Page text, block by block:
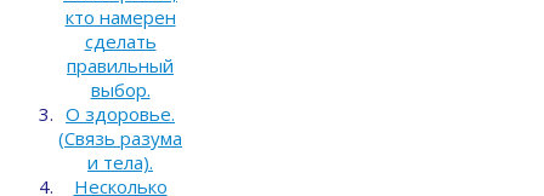
кто намерен
сделать
правильный
выбор.
О здоровье.
(Связь разума
и тела).
Несколько